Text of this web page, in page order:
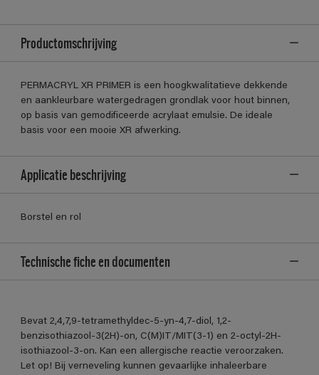
Productomschrijving
PERMACRYL XR PRIMER is een hoogkwalitatieve dekkende
en aankleurbare watergedragen grondlak voor hout binnen,
op basis van gemodificeerde acrylaat emulsie. De ideale
basis voor een mooie XR afwerking.
Applicatie beschrijving
Borstel en rol
Technische fiche en documenten
Bevat 2,4,7,9-tetramethyldec-5-yn-4,7-diol, 1,2-
benzisothiazool-3(2H)-on, C(M)IT/MIT(3-1) en 2-octyl-2H-
isothiazool-3-on. Kan een allergische reactie veroorzaken.
Let op! Bij verneveling kunnen gevaarlijke inhaleerbare